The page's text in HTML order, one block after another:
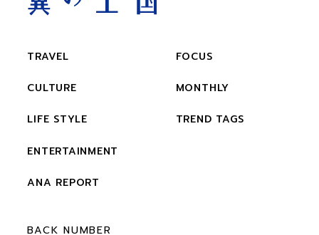
TRAVEL
CULTURE
LIFE STYLE
ENTERTAINMENT
ANA REPORT
FOCUS
MONTHLY
TREND TAGS
BACK NUMBER